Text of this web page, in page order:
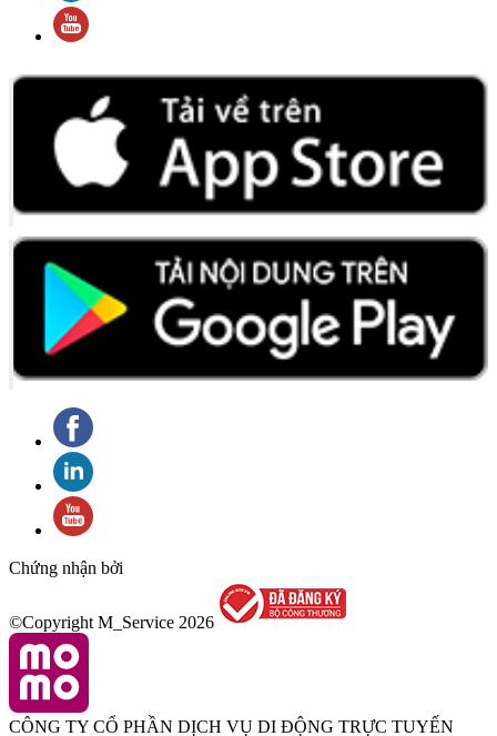
Chứng nhận bởi
©Copyright M_Service 2026
CÔNG TY CỔ PHẦN DỊCH VỤ DI ĐỘNG TRỰC TUYẾN